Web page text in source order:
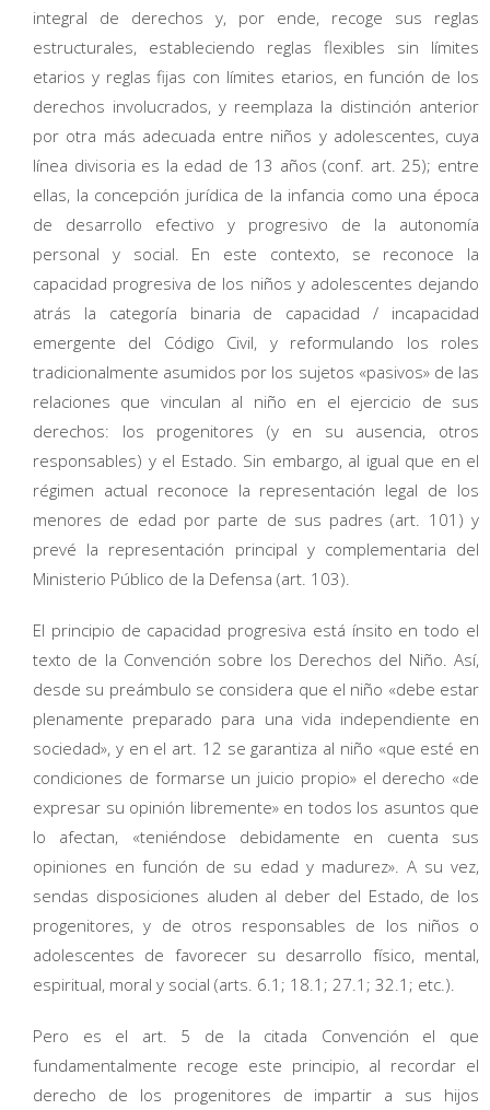
integral de derechos y, por ende, recoge sus reglas
estructurales, estableciendo reglas flexibles sin límites
etarios y reglas fijas con límites etarios, en función de los
derechos involucrados, y reemplaza la distinción anterior
por otra más adecuada entre niños y adolescentes, cuya
línea divisoria es la edad de 13 años (conf. art. 25); entre
ellas, la concepción jurídica de la infancia como una época
de desarrollo efectivo y progresivo de la autonomía
personal y social. En este contexto, se reconoce la
capacidad progresiva de los niños y adolescentes dejando
atrás la categoría binaria de capacidad / incapacidad
emergente del Código Civil, y reformulando los roles
tradicionalmente asumidos por los sujetos «pasivos» de las
relaciones que vinculan al niño en el ejercicio de sus
derechos: los progenitores (y en su ausencia, otros
responsables) y el Estado. Sin embargo, al igual que en el
régimen actual reconoce la representación legal de los
menores de edad por parte de sus padres (art. 101) y
prevé la representación principal y complementaria del
Ministerio Público de la Defensa (art. 103).
El principio de capacidad progresiva está ínsito en todo el
texto de la Convención sobre los Derechos del Niño. Así,
desde su preámbulo se considera que el niño «debe estar
plenamente preparado para una vida independiente en
sociedad», y en el art. 12 se garantiza al niño «que esté en
condiciones de formarse un juicio propio» el derecho «de
expresar su opinión libremente» en todos los asuntos que
lo afectan, «teniéndose debidamente en cuenta sus
opiniones en función de su edad y madurez». A su vez,
sendas disposiciones aluden al deber del Estado, de los
progenitores, y de otros responsables de los niños o
adolescentes de favorecer su desarrollo físico, mental,
espiritual, moral y social (arts. 6.1; 18.1; 27.1; 32.1; etc.).
Pero es el art. 5 de la citada Convención el que
fundamentalmente recoge este principio, al recordar el
derecho de los progenitores de impartir a sus hijos